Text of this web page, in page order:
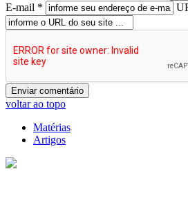
E-mail *
voltar ao topo
Matérias
Artigos